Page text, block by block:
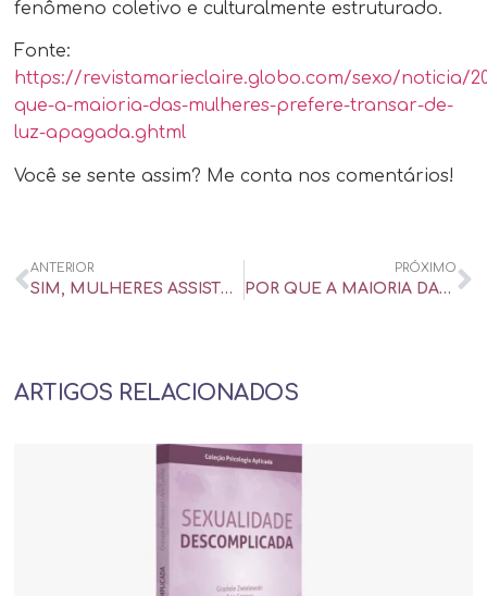
fenômeno coletivo e culturalmente estruturado.
Fonte:
https://revistamarieclaire.globo.com/sexo/noticia/
que-a-maioria-das-mulheres-prefere-transar-de-
luz-apagada.ghtml
Você se sente assim? Me conta nos comentários!
ANTERIOR
SIM, MULHERES ASSISTEM PORNOGRAFIA!
PRÓXIMO
POR QUE A MAIORIA DAS MULHERES PREFERE TRANSAR DE LUZ APAGADA?
ARTIGOS RELACIONADOS